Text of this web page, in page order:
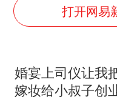
打开网易
婚宴上司仪让我
嫁妆给小叔子创